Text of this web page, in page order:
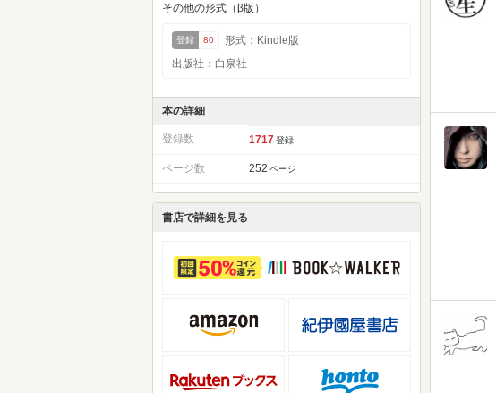
その他の形式（β版）
登録 80
形式：Kindle版
出版社：白泉社
本の詳細
登録数 1717 登録
ページ数 252 ページ
書店で詳細を見る